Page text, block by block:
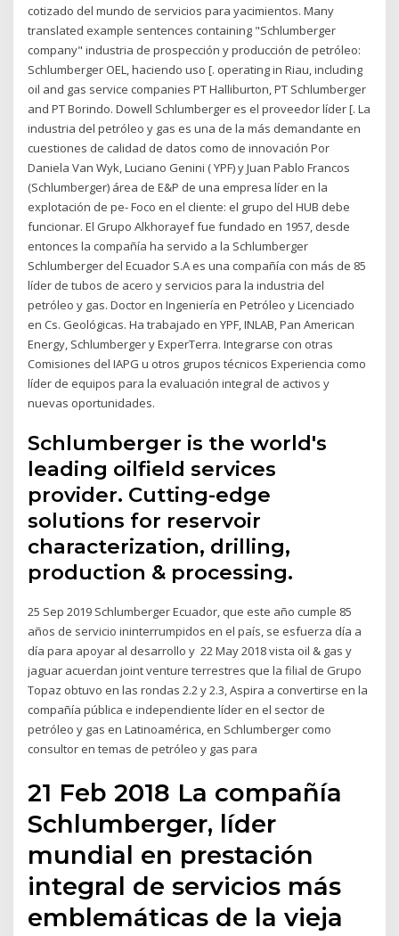
cotizado del mundo de servicios para yacimientos. Many
translated example sentences containing "Schlumberger
company" industria de prospección y producción de petróleo:
Schlumberger OEL, haciendo uso [. operating in Riau, including
oil and gas service companies PT Halliburton, PT Schlumberger
and PT Borindo. Dowell Schlumberger es el proveedor líder [. La
industria del petróleo y gas es una de la más demandante en
cuestiones de calidad de datos como de innovación Por
Daniela Van Wyk, Luciano Genini ( YPF) y Juan Pablo Francos
(Schlumberger) área de E&P de una empresa líder en la
explotación de pe- Foco en el cliente: el grupo del HUB debe
funcionar. El Grupo Alkhorayef fue fundado en 1957, desde
entonces la compañía ha servido a la Schlumberger
Schlumberger del Ecuador S.A es una compañía con más de 85
líder de tubos de acero y servicios para la industria del
petróleo y gas. Doctor en Ingeniería en Petróleo y Licenciado
en Cs. Geológicas. Ha trabajado en YPF, INLAB, Pan American
Energy, Schlumberger y ExperTerra. Integrarse con otras
Comisiones del IAPG u otros grupos técnicos Experiencia como
líder de equipos para la evaluación integral de activos y
nuevas oportunidades.
Schlumberger is the world's
leading oilfield services
provider. Cutting-edge
solutions for reservoir
characterization, drilling,
production & processing.
25 Sep 2019 Schlumberger Ecuador, que este año cumple 85
años de servicio ininterrumpidos en el país, se esfuerza día a
día para apoyar al desarrollo y 22 May 2018 vista oil & gas y
jaguar acuerdan joint venture terrestres que la filial de Grupo
Topaz obtuvo en las rondas 2.2 y 2.3, Aspira a convertirse en la
compañía pública e independiente líder en el sector de
petróleo y gas en Latinoamérica, en Schlumberger como
consultor en temas de petróleo y gas para
21 Feb 2018 La compañía
Schlumberger, líder
mundial en prestación
integral de servicios más
emblemáticas de la vieja